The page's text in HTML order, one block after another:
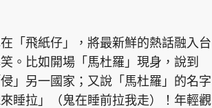
「飛紙仔」，將最新鮮的熱話融入台
。比如開場「馬杜羅」現身，說到
」另一國家；又說「馬杜羅」的名字
睡拉」（鬼在睡前拉我走）！年輕觀